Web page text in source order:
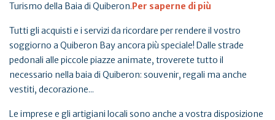
Turismo della Baia di Quiberon.Per saperne di più
Tutti gli acquisti e i servizi da ricordare per rendere il vostro
soggiorno a Quiberon Bay ancora più speciale! Dalle strade
pedonali alle piccole piazze animate, troverete tutto il
necessario nella baia di Quiberon: souvenir, regali ma anche
vestiti, decorazione...
Le imprese e gli artigiani locali sono anche a vostra disposizione